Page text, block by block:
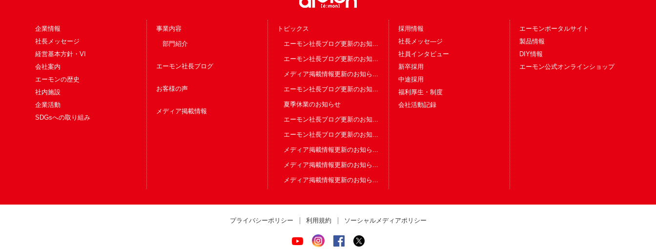
企業情報
社長メッセージ
経営基本方針・VI
会社案内
エーモンの歴史
社内施設
企業活動
SDGsへの取り組み
事業内容
部門紹介
エーモン社長ブログ
お客様の声
メディア掲載情報
トピックス
エーモン社長ブログ更新のお知...
エーモン社長ブログ更新のお知...
メディア掲載情報更新のお知ら...
エーモン社長ブログ更新のお知...
夏季休業のお知らせ
エーモン社長ブログ更新のお知...
エーモン社長ブログ更新のお知...
メディア掲載情報更新のお知ら...
メディア掲載情報更新のお知ら...
メディア掲載情報更新のお知ら...
採用情報
社長メッセ―ジ
社員インタビュー
新卒採用
中途採用
福利厚生・制度
会社活動記録
エーモンポータルサイト
製品情報
DIY情報
エーモン公式オンラインショップ
プライバシーポリシー 利用規約 ソーシャルメディアポリシー